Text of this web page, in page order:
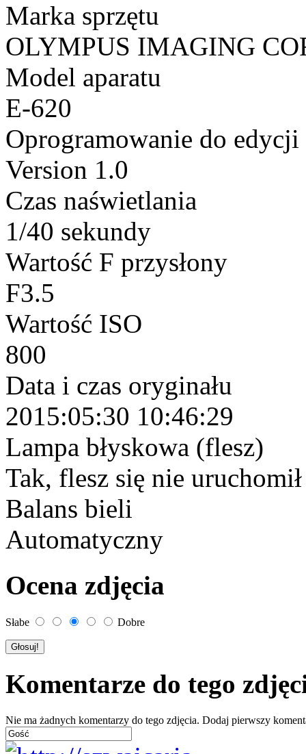
Marka sprzętu
OLYMPUS IMAGING
Model aparatu
E-620
Oprogramowanie do edycji
Version 1.0
Czas naświetlania
1/40 sekundy
Wartość F przysłony
F3.5
Wartość ISO
800
Data i czas oryginału
2015:05:30 10:46:29
Lampa błyskowa (flesz)
Tak, flesz się nie
Balans bieli
Automatyczny
Ocena zdjęcia
Słabe Dobre
Komentarze do tego
Nie ma żadnych komentarzy do tego zdjęcia. Dodaj pierwszy